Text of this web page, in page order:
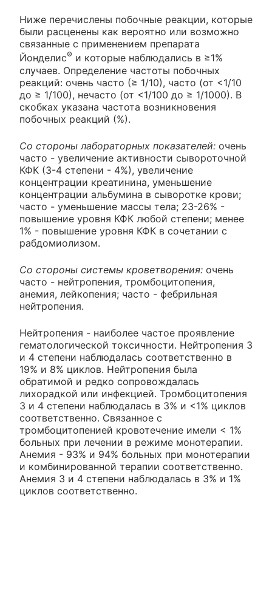
Ниже перечислены побочные реакции, которые
были расценены как вероятно или возможно
связанные с применением препарата
Йонделис® и которые наблюдались в ≥1%
случаев. Определение частоты побочных
реакций: очень часто (≥ 1/10), часто (от <1/10
до ≥ 1/100), нечасто (от <1/100 до ≥ 1/1000). В
скобках указана частота возникновения
побочных реакций (%).
Со стороны лабораторных показателей: очень
часто - увеличение активности сывороточной
КФК (3-4 степени - 4%), увеличение
концентрации креатинина, уменьшение
концентрации альбумина в сыворотке крови;
часто - уменьшение массы тела; 23-26% -
повышение уровня КФК любой степени; менее
1% - повышение уровня КФК в сочетании с
рабдомиолизом.
Со стороны системы кроветворения: очень
часто - нейтропения, тромбоцитопения,
анемия, лейкопения; часто - фебрильная
нейтропения.
Нейтропения - наиболее частое проявление
гематологической токсичности. Нейтропения 3
и 4 степени наблюдалась соответственно в
19% и 8% циклов. Нейтропения была
обратимой и редко сопровождалась
лихорадкой или инфекцией. Тромбоцитопения
3 и 4 степени наблюдалась в 3% и <1% циклов
соответственно. Связанное с
тромбоцитопенией кровотечение имели < 1%
больных при лечении в режиме монотерапии.
Анемия - 93% и 94% больных при монотерапии
и комбинированной терапии соответственно.
Анемия 3 и 4 степени наблюдалась в 3% и 1%
циклов соответственно.